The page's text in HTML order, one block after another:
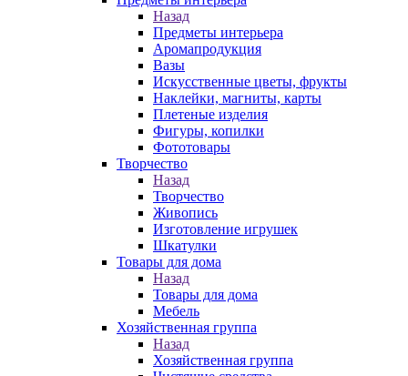
Назад
Предметы интерьера
Аромапродукция
Вазы
Искусственные цветы, фрукты
Наклейки, магниты, карты
Плетеные изделия
Фигуры, копилки
Фототовары
Творчество
Назад
Творчество
Живопись
Изготовление игрушек
Шкатулки
Товары для дома
Назад
Товары для дома
Мебель
Хозяйственная группа
Назад
Хозяйственная группа